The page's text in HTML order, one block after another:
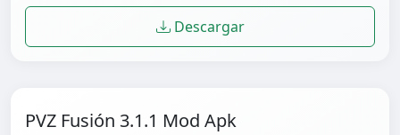
Descargar
PVZ Fusión 3.1.1 Mod Apk